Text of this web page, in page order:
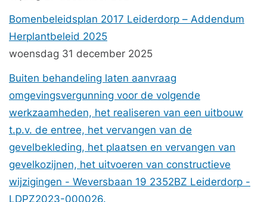
Bomenbeleidsplan 2017 Leiderdorp – Addendum
Herplantbeleid 2025
woensdag 31 december 2025
Buiten behandeling laten aanvraag
omgevingsvergunning voor de volgende
werkzaamheden, het realiseren van een uitbouw
t.p.v. de entree, het vervangen van de
gevelbekleding, het plaatsen en vervangen van
gevelkozijnen, het uitvoeren van constructieve
wijzigingen - Weversbaan 19 2352BZ Leiderdorp -
LDPZ2023-000026.